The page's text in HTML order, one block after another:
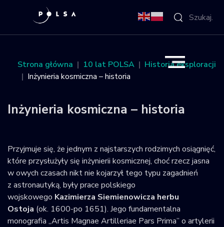
O Agencji
Misja IGNIS
Sektor
Polska w
kosmosie
Strona główna 10 lat POLSA
Historia eksploracji
Inżynieria kosmiczna – historia
Inżynieria kosmiczna – historia
Przyjmuje się, że jednym z najstarszych rodzimych osiągnięć,
które przysłużyły się inżynierii kosmicznej, choć rzecz jasna
w owych czasach nikt nie kojarzył tego typu zagadnień
z astronautyką, były prace polskiego
wojskowego Kazimierza Siemienowicza herbu
Ostoja (ok. 1600-po 1651). Jego fundamentalna
monografia „Artis Magnae Artilleriae Pars Prima” o artylerii